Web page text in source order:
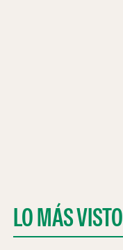
LO MÁS VISTO